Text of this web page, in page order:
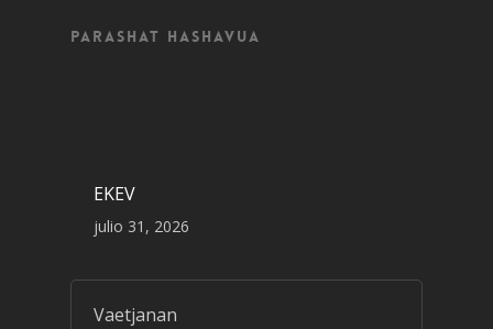
Parashat Hashavua
EKEV
julio 31, 2026
Vaetjanan